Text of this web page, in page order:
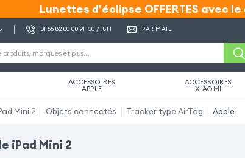
Lunettes d'éclipse OFFERTES avec le
Lunettes d'éclipse OFFERTES avec le
01 55 82 00 00 9H30 / 18H PAR MAIL
ACCESSOIRES
APPLE
ACCESSOIRES
XIAOMI
Mini 2 Objets connectés Tracker type AirTag Apple
iPad Mini 2